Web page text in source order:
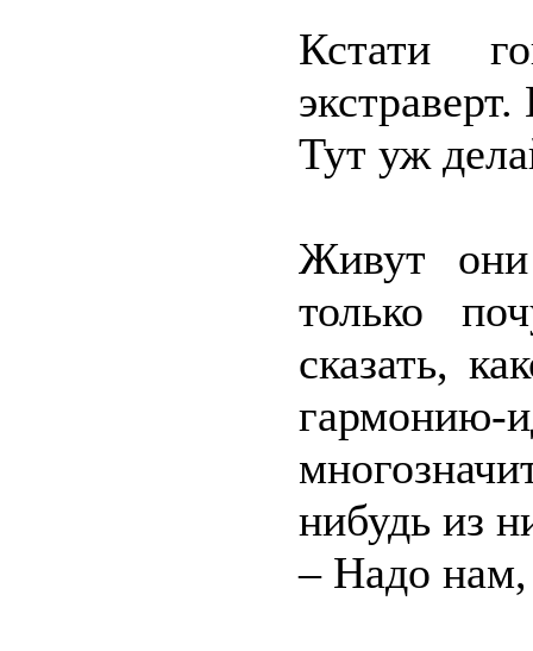
Кстати
Тут уж
Живут
только
сказать,
нибудь из
– Надо